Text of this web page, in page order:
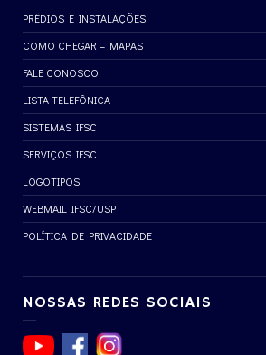
PRÉDIOS E INSTALAÇÕES
COMO CHEGAR – MAPAS
FALE CONOSCO
LISTA TELEFÔNICA
SISTEMAS IFSC
SERVIÇOS IFSC
LOGOTIPOS
WEBMAIL IFSC/USP
POLÍTICA DE PRIVACIDADE
NOSSAS REDES SOCIAIS